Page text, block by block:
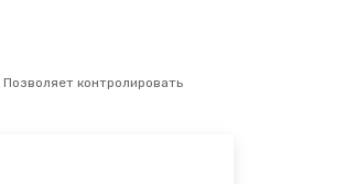
контролировать